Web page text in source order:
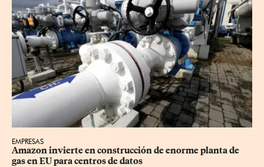
EMPRESAS
Amazon invierte en construcción de enorme planta de
gas en EU para centros de datos